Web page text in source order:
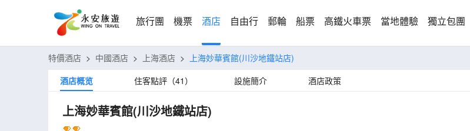
旅行團 機票 酒店 自由行 郵輪 船票 高鐵火車票 當地體驗 獨立包團
特價酒店 > 中國酒店 > 上海酒店 >
上海妙華賓館(川沙地鐵站店)
酒店概览
住客點評（41） 設施簡介 酒店政策
上海妙華賓館(川沙地鐵站店)